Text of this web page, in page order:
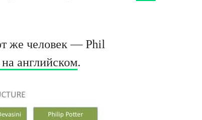
же человек — Phil
английском.